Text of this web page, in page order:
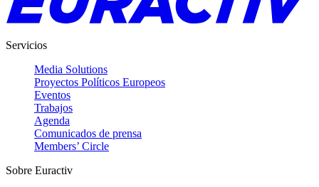
Servicios
Media Solutions
Proyectos Políticos Europeos
Eventos
Trabajos
Agenda
Comunicados de prensa
Members’ Circle
Sobre Euractiv